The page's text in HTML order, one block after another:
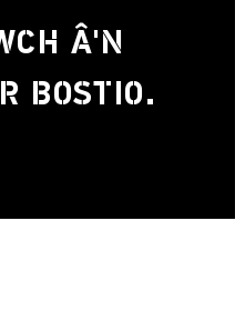
Â'N
BOSTIO.